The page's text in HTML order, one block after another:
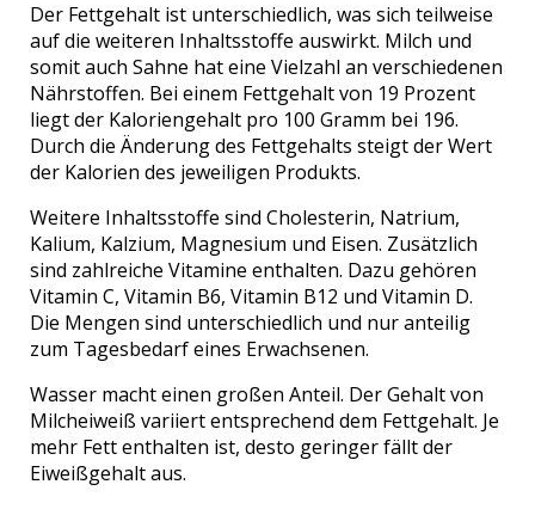
Der Fettgehalt ist unterschiedlich, was sich teilweise
auf die weiteren Inhaltsstoffe auswirkt. Milch und
somit auch Sahne hat eine Vielzahl an verschiedenen
Nährstoffen. Bei einem Fettgehalt von 19 Prozent
liegt der Kaloriengehalt pro 100 Gramm bei 196.
Durch die Änderung des Fettgehalts steigt der Wert
der Kalorien des jeweiligen Produkts.
Weitere Inhaltsstoffe sind Cholesterin, Natrium,
Kalium, Kalzium, Magnesium und Eisen. Zusätzlich
sind zahlreiche Vitamine enthalten. Dazu gehören
Vitamin C, Vitamin B6, Vitamin B12 und Vitamin D.
Die Mengen sind unterschiedlich und nur anteilig
zum Tagesbedarf eines Erwachsenen.
Wasser macht einen großen Anteil. Der Gehalt von
Milcheiweiß variiert entsprechend dem Fettgehalt. Je
mehr Fett enthalten ist, desto geringer fällt der
Eiweißgehalt aus.